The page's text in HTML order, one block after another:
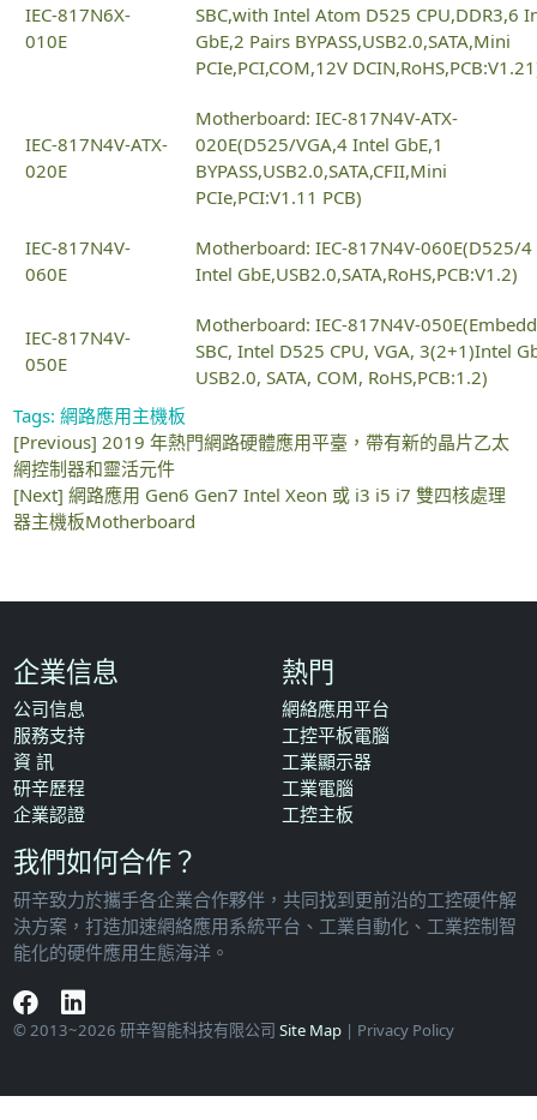
IEC-817N6X-
010E
SBC,with Intel Atom D525 CPU,DDR3,6
GbE,2 Pairs BYPASS,USB2.0,SATA,Mini
PCIe,PCI,COM,12V
IEC-817N4V-ATX-
020E
Motherboard: IEC-817N4V-ATX-
020E(D525/VGA,4 Intel GbE,1
BYPASS,USB2.0,SATA,CFII,Mini
PCIe,PCI:V1.11 PCB)
IEC-817N4V-
060E
Motherboard: IEC-817N4V-060E(D525/4
Intel GbE,USB2.0,SATA,RoHS,PCB:V1.2)
IEC-817N4V-
050E
Motherboard: IEC-817N4V-
SBC, Intel D525 CPU, VGA, 3(2+1)Intel
USB2.0, SATA, COM, RoHS,PCB:1.2)
Tags: 網路應用主機板
[Previous]2019 年熱門網路硬體應用平臺，帶有新的晶片乙太
網控制器和靈活元件
[Next]網路應用 Gen6 Gen7 Intel Xeon 或 i3 i5 i7 雙四核處理
器主機板Motherboard
企業信息
公司信息
服務支持
資 訊
研辛歷程
企業認證
熱門
網絡應用平台
工控平板電腦
工業顯示器
工業電腦
工控主板
我們如何合作？
研辛致力於攜手各企業合作夥伴，共同找到更前沿的工控硬件解
決方案，打造加速網絡應用系統平台、工業自動化、工業控制智
能化的硬件應用生態海洋。
© 2013~2026 研辛智能科技有限公司Site Map | Privacy Policy